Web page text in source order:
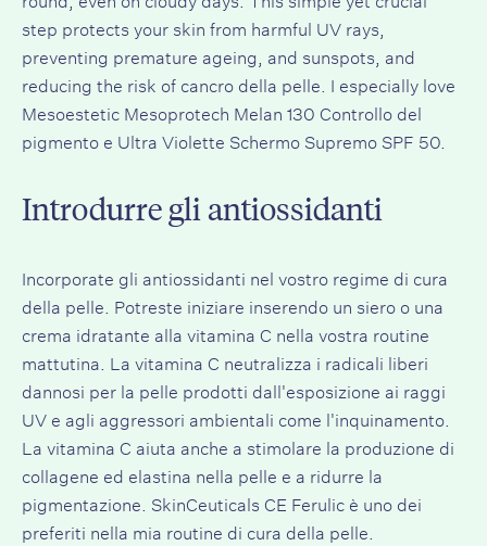
step protects your skin from harmful UV rays,
preventing premature ageing, and sunspots, and
reducing the risk of cancro della pelle . I especially love
Mesoestetic Mesoprotech Melan 130 Controllo del
pigmento e Ultra Violette Schermo Supremo SPF 50
Introdurre gli antiossidanti
Incorporate gli antiossidanti nel vostro regime di cura
della pelle. Potreste iniziare inserendo un siero o una
crema idratante alla vitamina C nella vostra routine
mattutina. La vitamina C neutralizza i radicali liberi
dannosi per la pelle prodotti dall'esposizione ai raggi
UV e agli aggressori ambientali come l'inquinamento.
La vitamina C aiuta anche a stimolare la produzione di
collagene ed elastina nella pelle e a ridurre la
pigmentazione. SkinCeuticals CE Ferulic è uno dei
preferiti nella mia routine di cura della pelle.